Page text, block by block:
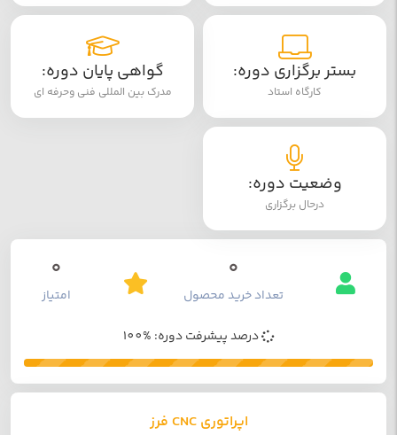
بستر برگزاری دوره:
کارگاه استاد
گواهی پایان دوره:
مدرک بین المللی فنی وحرفه ای
وضعیت دوره:
درحال برگزاری
0
تعداد خرید محصول
0
امتیاز
درصد پیشرفت دوره: %100
اپراتوری CNC فرز